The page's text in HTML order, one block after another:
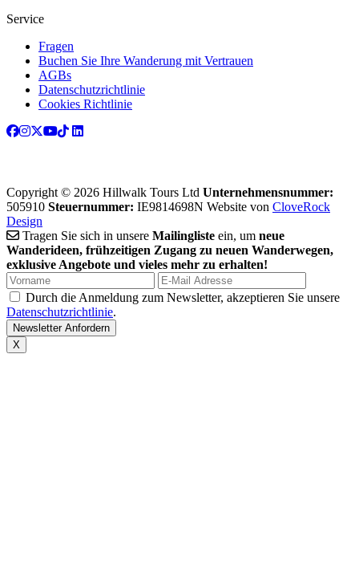
Service
Fragen
Buchen Sie Ihre Wanderung mit Vertrauen
AGBs
Datenschutzrichtlinie
Cookies Richtlinie
Copyright © 2026 Hillwalk Tours Ltd Unternehmensnummer:
505910 Steuernummer: IE9814698N Website von CloveRock
Design
Tragen Sie sich in unsere Mailingliste ein, um neue
Wanderideen, frühzeitigen Zugang zu neuen Wanderwegen,
exklusive Angebote und vieles mehr zu erhalten!
Durch die Anmeldung zum Newsletter, akzeptieren Sie unsere
Datenschutzrichtlinie.
X